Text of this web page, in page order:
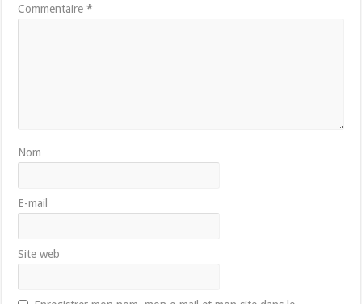
Commentaire*
Nom
E-mail
Site web